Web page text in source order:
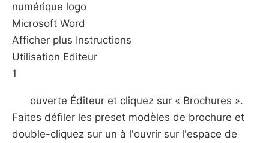
numérique logo
Microsoft Word
Afficher plus Instructions
Utilisation Editeur
1
ouverte Éditeur et cliquez sur « Brochures ».
Faites défiler les preset modèles de brochure et
double-cliquez sur un à l'ouvrir sur l'espace de